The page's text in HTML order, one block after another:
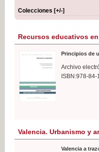
Colecciones [+/-]
Recursos educativos
Principios de
Archivo
ISBN:978-
Valencia. Urbanismo y
Valencia a